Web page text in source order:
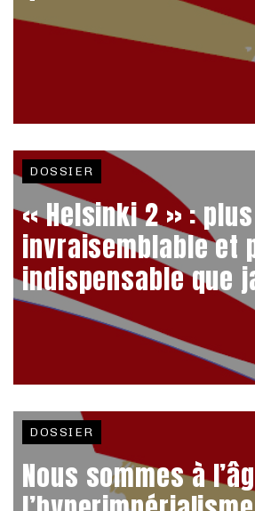
DOSSIER
« Helsinki 2 » : plus
invraisemblable et
indispensable que
DOSSIER
Nous sommes à